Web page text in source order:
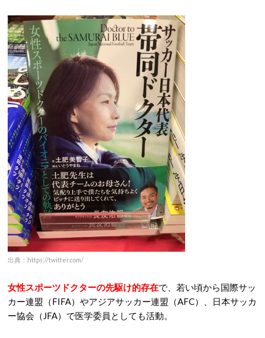
出典：https://twitter.com/
女性スポーツドクターの先駆け的存在で、若い頃から国際サッ
カー連盟（FIFA）やアジアサッカー連盟（AFC）、日本サッカ
ー協会（JFA）で医学委員としても活動。